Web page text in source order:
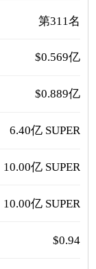
第311名
$0.569亿
$0.889亿
6.40亿 SUPER
10.00亿 SUPER
10.00亿 SUPER
$0.94